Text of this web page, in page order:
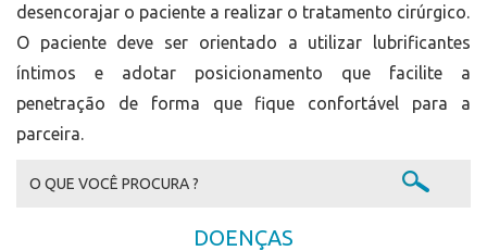
desencorajar o paciente a realizar o tratamento cirúrgico.
O paciente deve ser orientado a utilizar lubrificantes
íntimos e adotar posicionamento que facilite a
penetração de forma que fique confortável para a
parceira.
DOENÇAS